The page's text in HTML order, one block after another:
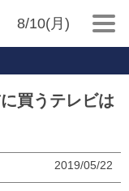
8/10(月)
買うテレビは
2019/05/22